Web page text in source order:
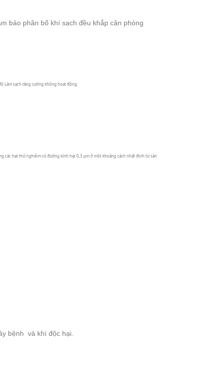
bảo phân bố khí sạch đều khắp căn phòng
Làm sạch tăng cường không hoạt động.
các hạt thử nghiệm có đường kính hạt 0,3 μm ở một khoảng cách nhất định từ sản
bệnh và khí độc hại.